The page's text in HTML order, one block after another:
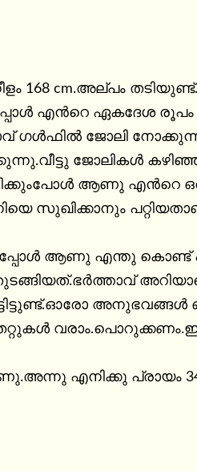
168 cm.അല്പം
എൻറെ ഏകദേശ രൂപം
ഗൾഫിൽ ജോലി
ജോലികൾ
ആണു എൻറെ ഒരു
സുഖിക്കാനും
ആണു എന്തു
അറിയാതെ
അനുഭവങ്ങൾ
എനിക്കു പ്രായം